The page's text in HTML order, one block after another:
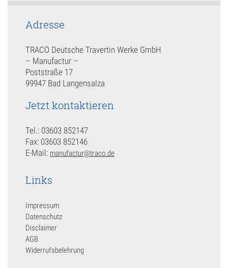
Adresse
TRACO Deutsche Travertin Werke GmbH
– Manufactur –
Poststraße 17
99947 Bad Langensalza
Jetzt kontaktieren
Tel.: 03603 852147
Fax: 03603 852146
E-Mail: manufactur@traco.de
Links
Impressum
Datenschutz
Disclaimer
AGB
Widerrufsbelehrung